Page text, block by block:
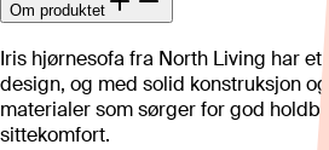
Om produktet
Iris hjørnesofa fra North Living har
design, og med solid konstruksjon
materialer som sørger for god
sittekomfort.